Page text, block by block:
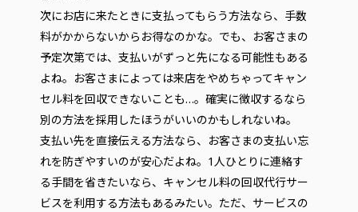
次にお店に来たときに支払ってもらう方法なら、手数
料がかからないからお得なのかな。でも、お客さまの
予定次第では、支払いがずっと先になる可能性もある
よね。お客さまによっては来店をやめちゃってキャン
セル料を回収できないことも…。確実に徴収するなら
別の方法を採用したほうがいいのかもしれないね。
支払い先を直接伝える方法なら、お客さまの支払い忘
れを防ぎやすいのが安心だよね。1人ひとりに連絡す
る手間を省きたいなら、キャンセル料の回収代行サー
ビスを利用する方法もあるみたい。ただ、サービスの